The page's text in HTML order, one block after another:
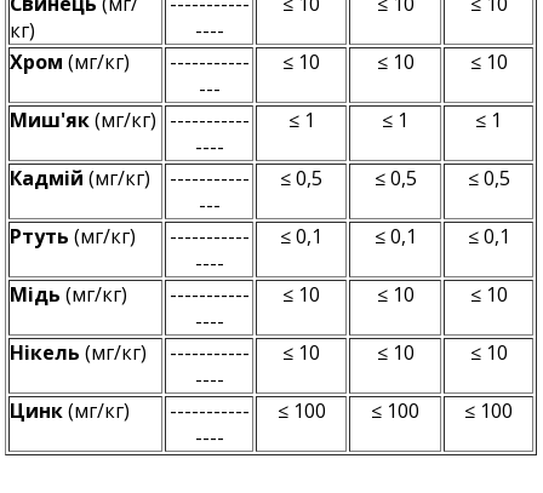
кг)
----
Хром(мг/кг)
-----------
---
≤ 10 ≤ 10 ≤ 10
Миш'як (мг/кг) -----------
----
≤ 1 ≤ 1 ≤ 1
Кадмій (мг/кг)
-----------
---
≤ 0,5 ≤ 0,5 ≤ 0,5
Ртуть (мг/кг)
-----------
----
≤ 0,1 ≤ 0,1 ≤ 0,1
Мідь(мг/кг)
-----------
----
≤ 10 ≤ 10 ≤ 10
Нікель(мг/кг)
-----------
----
≤ 10 ≤ 10 ≤ 10
Цинк(мг/кг)
-----------
----
≤ 100 ≤ 100 ≤ 100